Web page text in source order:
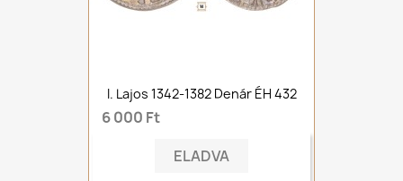
I. Lajos 1342-1382 Denár ÉH 432
6 000 Ft
ELADVA